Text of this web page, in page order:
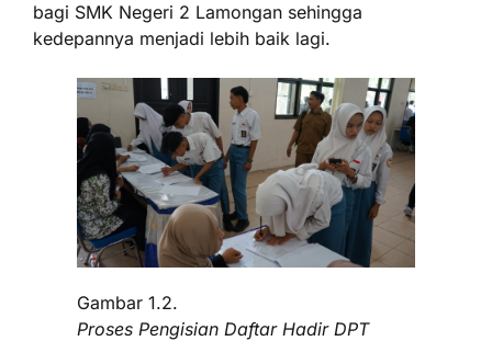
bagi SMK Negeri 2 Lamongan sehingga
kedepannya menjadi lebih baik lagi.
Gambar 1.2.
Proses Pengisian Daftar Hadir DPT